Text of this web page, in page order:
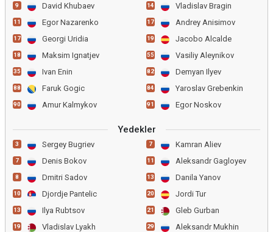
9 David Khubaev
11 Egor Nazarenko
17 Georgi Uridia
18 Maksim Ignatjev
35 Ivan Enin
88 Faruk Gogic
90 Amur Kalmykov
14 Vladislav Bragin
17 Andrey Anisimov
19 Jacobo Alcalde
55 Vasiliy Aleynikov
82 Demyan Ilyev
84 Yaroslav Grebenkin
91 Egor Noskov
Yedekler
3 Sergey Bugriev
7 Denis Bokov
8 Dmitri Sadov
10 Djordje Pantelic
13 Ilya Rubtsov
19 Vladislav Lyakh
7 Kamran Aliev
11 Aleksandr Gagloyev
13 Danila Yanov
20 Jordi Tur
21 Gleb Gurban
29 Aleksandr Mukhin